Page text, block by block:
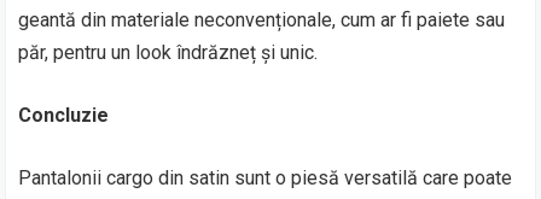
geantă din materiale neconvenționale, cum ar fi paiete sau
păr, pentru un look îndrăzneț și unic.
Concluzie
Pantalonii cargo din satin sunt o piesă versatilă care poate